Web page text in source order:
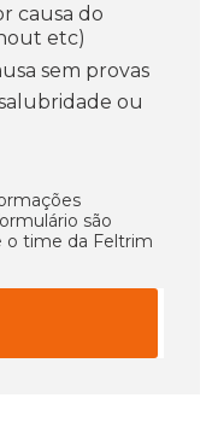
causa do
etc)
sem provas
ou
são
o time da Feltrim